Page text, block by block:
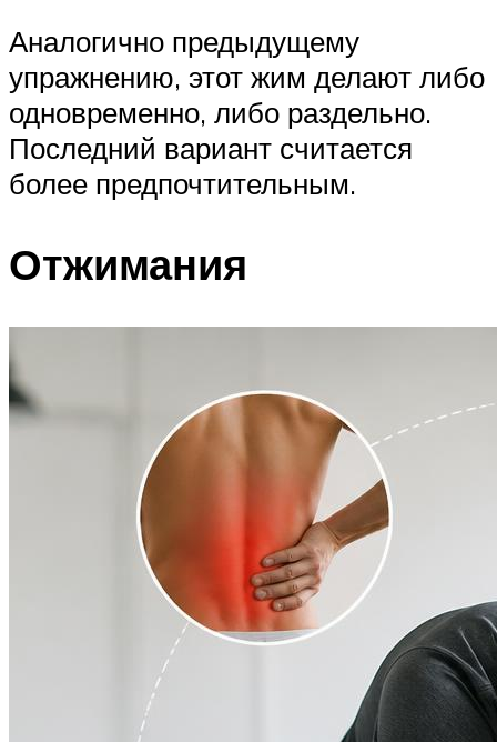
Аналогично предыдущему
упражнению, этот жим делают либо
одновременно, либо раздельно.
Последний вариант считается
более предпочтительным.
Отжимания